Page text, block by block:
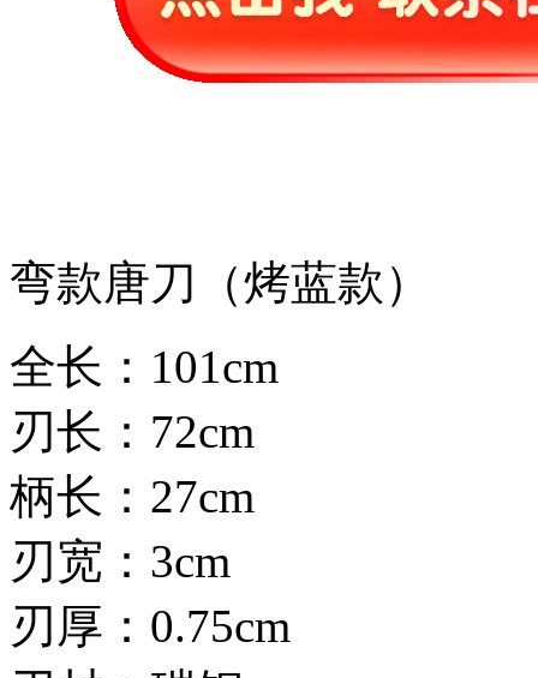
弯款唐刀（烤蓝款）
全长：101cm
刃长：72cm
柄长：27cm
刃宽：3cm
刃厚：0.75cm